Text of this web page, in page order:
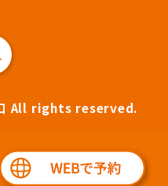
All rights reserved.